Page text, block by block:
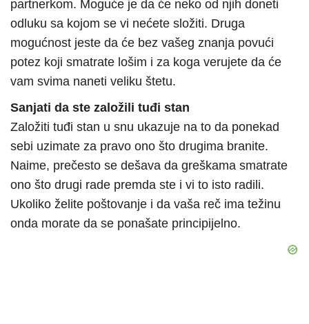
partnerkom. Moguće je da će neko od njih doneti
odluku sa kojom se vi nećete složiti. Druga
mogućnost jeste da će bez vašeg znanja povući
potez koji smatrate lošim i za koga verujete da će
vam svima naneti veliku štetu.
Sanjati da ste založili tuđi stan
Založiti tuđi stan u snu ukazuje na to da ponekad
sebi uzimate za pravo ono što drugima branite.
Naime, prečesto se dešava da greškama smatrate
ono što drugi rade premda ste i vi to isto radili.
Ukoliko želite poštovanje i da vaša reč ima težinu
onda morate da se ponašate principijelno.